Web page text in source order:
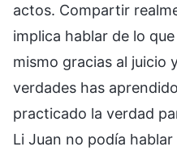
actos. Compartir
implica hablar de lo
mismo gracias al juicio
verdades has
practicado la verdad
Li Juan no podía